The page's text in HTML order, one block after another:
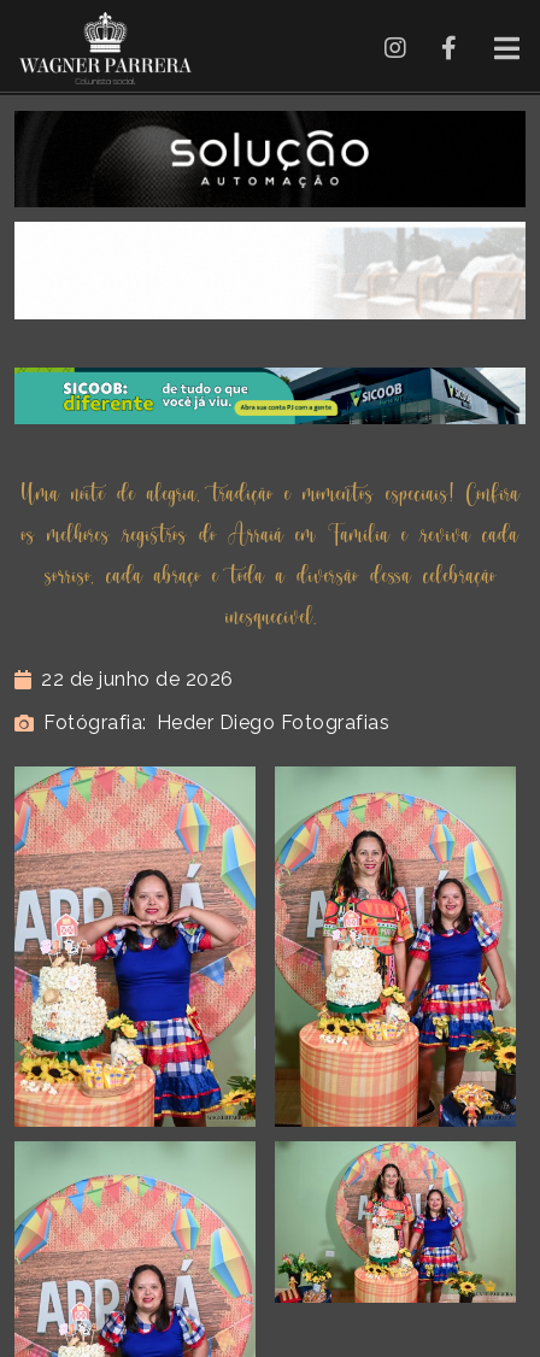
Uma noite de alegria, tradição e momentos especiais! Confira
os melhores registros do Arraiá em Família e reviva cada
sorriso, cada abraço e toda a diversão dessa celebração
inesquecível.
22 de junho de 2026
Fotógrafia: Heder Diego Fotografias